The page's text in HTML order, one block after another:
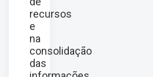
recursos
e
na
consolidação
das